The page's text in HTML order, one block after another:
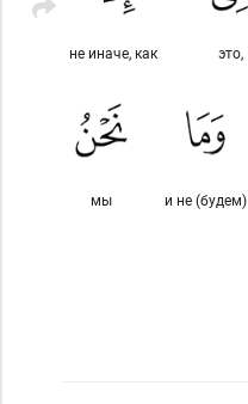
это,
не иначе, как
и не (будем)
мы